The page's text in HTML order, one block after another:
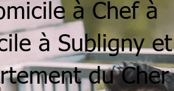
à Chef à
à Subligny et
du Cher